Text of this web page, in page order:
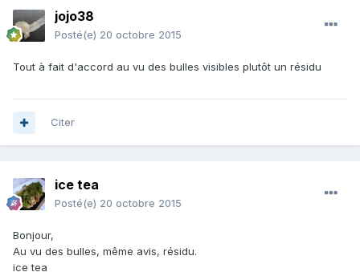
jojo38
Posté(e) 20 octobre 2015
Tout à fait d'accord au vu des bulles visibles plutôt un résidu
Citer
ice tea
Posté(e) 20 octobre 2015
Bonjour,
Au vu des bulles, même avis, résidu.
ice tea